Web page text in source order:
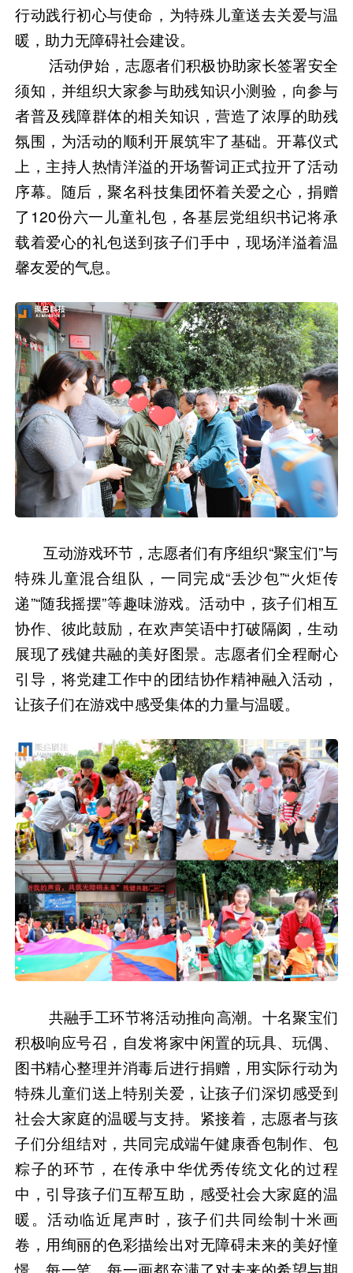
行动践行初心与使命，为特殊儿童送去关爱与温
暖，助力无障碍社会建设。
活动伊始，志愿者们积极协助家长签署安全
须知，并组织大家参与助残知识小测验，向参与
者普及残障群体的相关知识，营造了浓厚的助残
氛围，为活动的顺利开展筑牢了基础。开幕仪式
上，主持人热情洋溢的开场誓词正式拉开了活动
序幕。随后，聚名科技集团怀着关爱之心，捐赠
了120份六一儿童礼包，各基层党组织书记将承
载着爱心的礼包送到孩子们手中，现场洋溢着温
馨友爱的气息。
互动游戏环节，志愿者们有序组织“聚宝们”与
特殊儿童混合组队，一同完成“丢沙包”“火炬传
递”“随我摇摆”等趣味游戏。活动中，孩子们相互
协作、彼此鼓励，在欢声笑语中打破隔阂，生动
展现了残健共融的美好图景。志愿者们全程耐心
引导，将党建工作中的团结协作精神融入活动，
让孩子们在游戏中感受集体的力量与温暖。
共融手工环节将活动推向高潮。十名聚宝们
积极响应号召，自发将家中闲置的玩具、玩偶、
图书精心整理并消毒后进行捐赠，用实际行动为
特殊儿童们送上特别关爱，让孩子们深切感受到
社会大家庭的温暖与支持。紧接着，志愿者与孩
子们分组结对，共同完成端午健康香包制作、包
粽子的环节，在传承中华优秀传统文化的过程
中，引导孩子们互帮互助，感受社会大家庭的温
暖。活动临近尾声时，孩子们共同绘制十米画
卷，用绚丽的色彩描绘出对无障碍未来的美好憧